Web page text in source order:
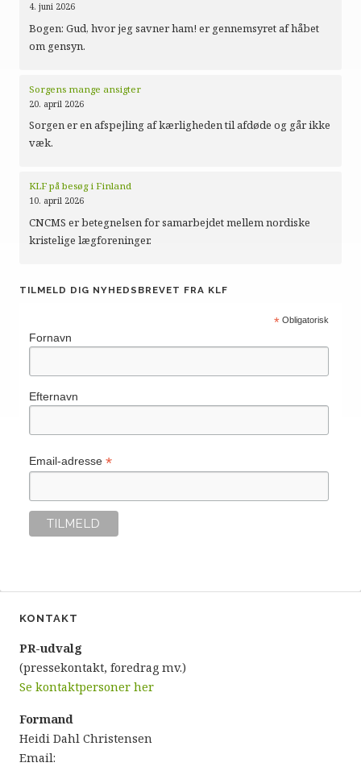
4. juni 2026
Bogen: Gud, hvor jeg savner ham! er gennemsyret af håbet
om gensyn.
Sorgens mange ansigter
20. april 2026
Sorgen er en afspejling af kærligheden til afdøde og går ikke
væk.
KLF på besøg i Finland
10. april 2026
CNCMS er betegnelsen for samarbejdet mellem nordiske
kristelige lægforeninger.
TILMELD DIG NYHEDSBREVET FRA KLF
* Obligatorisk
Fornavn
Efternavn
Email-adresse *
KONTAKT
PR-udvalg
(pressekontakt, foredrag mv.)
Se kontaktpersoner her
Formand
Heidi Dahl Christensen
Email: